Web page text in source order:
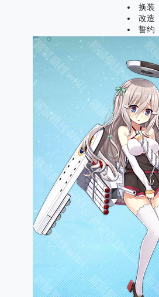
换装
改造
誓约